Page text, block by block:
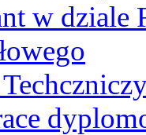
w dziale